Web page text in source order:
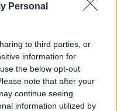
Personal
to third parties, or
information for
the below opt-out
note that after your
continue seeing
information utilized by